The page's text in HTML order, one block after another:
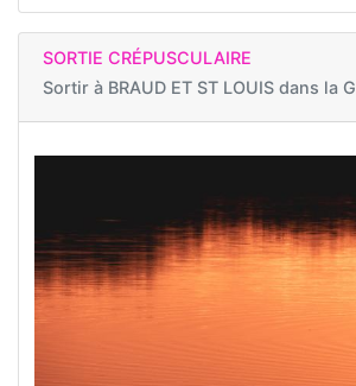
SORTIE CRÉPUSCULAIRE
Sortir à BRAUD ET ST LOUIS dans la